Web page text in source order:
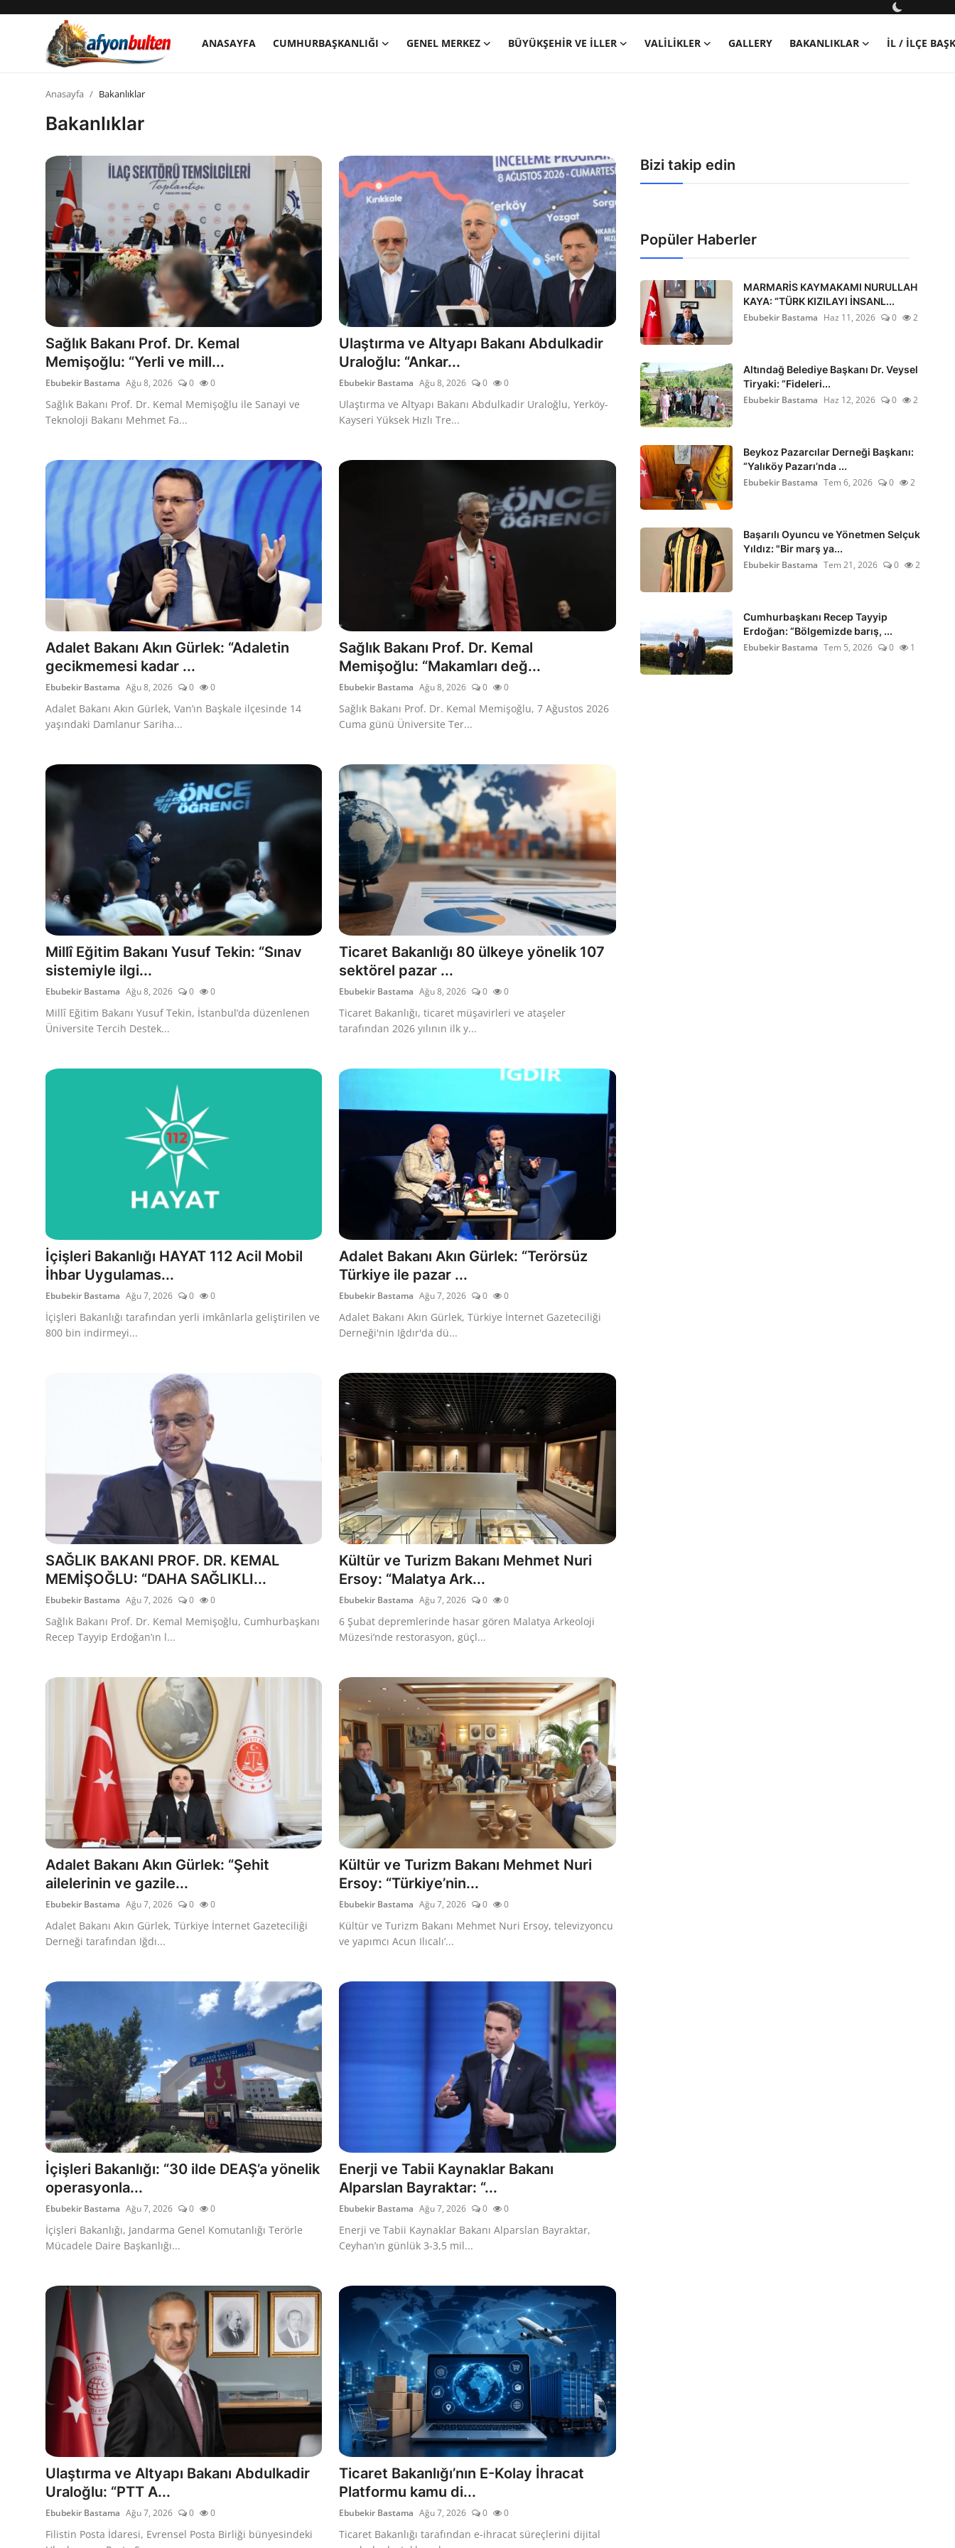
ANASAYFA CUMHURBAŞKANLIĞI GENEL MERKEZ BÜYÜKŞEHIR VE İLLER VALILIKLER GALLERY BAKANLIKLAR İL / İLÇE
Anasayfa
Cumhurbaşkanlığı
Genel Merkez
Büyükşehir ve İller
Valilikler
Gallery
Bakanlıklar
İl / İlçe Başkanlıkları
Kaymakamlıklar
Siyasi Partiler
Yerel Yönetimler
Mülki İdare
Toplum ve Yaşam
Sivil Toplum Kuruluşları
Kamu Kurumları ve Üst Kurullar
Anasayfa Bakanlıklar
Bakanlıklar
Sağlık Bakanı Prof. Dr. Kemal
Memişoğlu: “Yerli ve mill...
Ebubekir Bastama Ağu 8, 2026 0 0
Sağlık Bakanı Prof. Dr. Kemal Memişoğlu ile Sanayi ve
Teknoloji Bakanı Mehmet Fa...
Ulaştırma ve Altyapı Bakanı Abdulkadir
Uraloğlu: “Ankar...
Ebubekir Bastama Ağu 8, 2026 0 0
Ulaştırma ve Altyapı Bakanı Abdulkadir Uraloğlu, Yerköy-
Kayseri Yüksek Hızlı Tre...
Adalet Bakanı Akın Gürlek: “Adaletin
gecikmemesi kadar ...
Ebubekir Bastama Ağu 8, 2026 0 0
Adalet Bakanı Akın Gürlek, Van’ın Başkale ilçesinde 14
yaşındaki Damlanur Sariha...
Sağlık Bakanı Prof. Dr. Kemal
Memişoğlu: “Makamları değ...
Ebubekir Bastama Ağu 8, 2026 0 0
Sağlık Bakanı Prof. Dr. Kemal Memişoğlu, 7 Ağustos 2026
Cuma günü Üniversite Ter...
Millî Eğitim Bakanı Yusuf Tekin: “Sınav
sistemiyle ilgi...
Ebubekir Bastama Ağu 8, 2026 0 0
Millî Eğitim Bakanı Yusuf Tekin, İstanbul’da düzenlenen
Üniversite Tercih Destek...
Ticaret Bakanlığı 80 ülkeye yönelik 107
sektörel pazar ...
Ebubekir Bastama Ağu 8, 2026 0 0
Ticaret Bakanlığı, ticaret müşavirleri ve ataşeler
tarafından 2026 yılının ilk y...
İçişleri Bakanlığı HAYAT 112 Acil Mobil
İhbar Uygulamas...
Ebubekir Bastama Ağu 7, 2026 0 0
İçişleri Bakanlığı tarafından yerli imkânlarla geliştirilen ve
800 bin indirmeyi...
Adalet Bakanı Akın Gürlek: “Terörsüz
Türkiye ile pazar ...
Ebubekir Bastama Ağu 7, 2026 0 0
Adalet Bakanı Akın Gürlek, Türkiye İnternet Gazeteciliği
Derneği'nin Iğdır'da dü...
SAĞLIK BAKANI PROF. DR. KEMAL
MEMİŞOĞLU: “DAHA SAĞLIKLI...
Ebubekir Bastama Ağu 7, 2026 0 0
Sağlık Bakanı Prof. Dr. Kemal Memişoğlu, Cumhurbaşkanı
Recep Tayyip Erdoğan’ın l...
Kültür ve Turizm Bakanı Mehmet Nuri
Ersoy: “Malatya Ark...
Ebubekir Bastama Ağu 7, 2026 0 0
6 Şubat depremlerinde hasar gören Malatya Arkeoloji
Müzesi’nde restorasyon, güçl...
Adalet Bakanı Akın Gürlek: “Şehit
ailelerinin ve gazile...
Ebubekir Bastama Ağu 7, 2026 0 0
Adalet Bakanı Akın Gürlek, Türkiye İnternet Gazeteciliği
Derneği tarafından Iğdı...
Kültür ve Turizm Bakanı Mehmet Nuri
Ersoy: “Türkiye’nin...
Ebubekir Bastama Ağu 7, 2026 0 0
Kültür ve Turizm Bakanı Mehmet Nuri Ersoy, televizyoncu
ve yapımcı Acun Ilıcalı’...
İçişleri Bakanlığı: “30 ilde DEAŞ’a yönelik
operasyonla...
Ebubekir Bastama Ağu 7, 2026 0 0
İçişleri Bakanlığı, Jandarma Genel Komutanlığı Terörle
Mücadele Daire Başkanlığı...
Enerji ve Tabii Kaynaklar Bakanı
Alparslan Bayraktar: “...
Ebubekir Bastama Ağu 7, 2026 0 0
Enerji ve Tabii Kaynaklar Bakanı Alparslan Bayraktar,
Ceyhan’ın günlük 3-3,5 mil...
Ulaştırma ve Altyapı Bakanı Abdulkadir
Uraloğlu: “PTT A...
Ebubekir Bastama Ağu 7, 2026 0 0
Filistin Posta İdaresi, Evrensel Posta Birliği bünyesindeki
Ticaret Bakanlığı’nın E-Kolay İhracat
Platformu kamu di...
Ebubekir Bastama Ağu 7, 2026 0 0
Ticaret Bakanlığı tarafından e-ihracat süreçlerini dijital
Bizi takip edin
Popüler Haberler
MARMARİS KAYMAKAMI NURULLAH
KAYA: “TÜRK KIZILAYI İNSANL...
Ebubekir Bastama Haz 11, 2026 0 2
Altındağ Belediye Başkanı Dr. Veysel
Tiryaki: “Fideleri...
Ebubekir Bastama Haz 12, 2026 0 2
Beykoz Pazarcılar Derneği Başkanı:
“Yalıköy Pazarı’nda ...
Ebubekir Bastama Tem 6, 2026 0 2
Başarılı Oyuncu ve Yönetmen Selçuk
Yıldız: "Bir marş ya...
Ebubekir Bastama Tem 21, 2026 0 2
Cumhurbaşkanı Recep Tayyip
Erdoğan: “Bölgemizde barış, ...
Ebubekir Bastama Tem 5, 2026 0 1